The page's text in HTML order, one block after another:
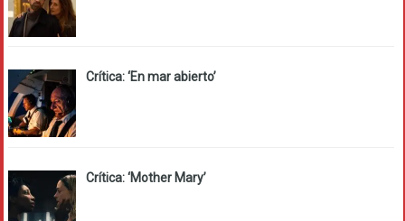
Crítica: ‘En mar abierto’
Crítica: ‘Mother Mary’